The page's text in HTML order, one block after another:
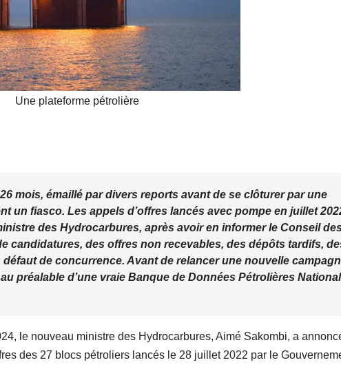
Une plateforme pétrolière
mois, émaillé par divers reports avant de se clôturer par une
un fiasco. Les appels d’offres lancés avec pompe en juillet
des Hydrocarbures, après avoir en informer le Conseil des
candidatures, des offres non recevables, des dépôts tardifs,
de concurrence. Avant de relancer une nouvelle
préalable d’une vraie Banque de Données Pétrolières
le nouveau ministre des Hydrocarbures, Aimé Sakombi, a
des 27 blocs pétroliers lancés le 28 juillet 2022 par le
questions que
le Décret
attendu devra
trancher